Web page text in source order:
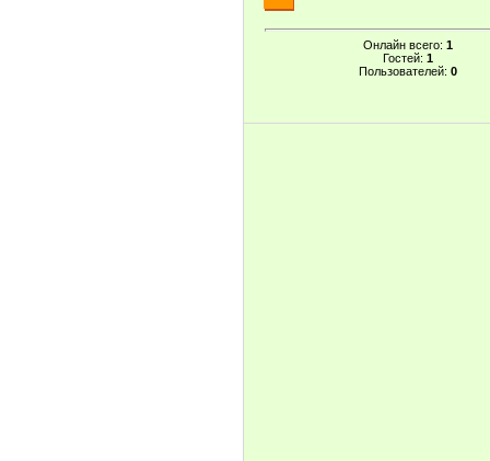
Онлайн всего: 1
Гостей: 1
Пользователей: 0